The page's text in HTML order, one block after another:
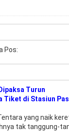
Pos:
Turun
Tiket di Stasiun
yang naik
tak tanggung-